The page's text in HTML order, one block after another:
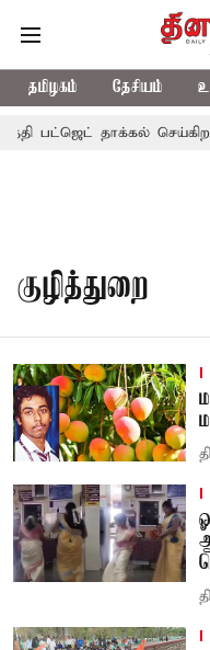
தமிழகம் தேசியம்
பட்ஜெட் தாக்கல்
குழித்துறை